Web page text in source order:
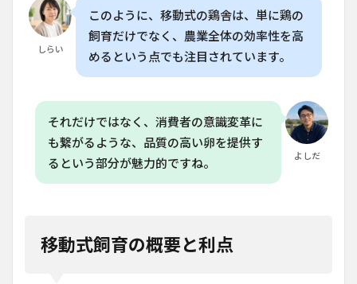
しらい
このように、移動式の鶏舎は、単に鶏の
飼育だけでなく、農業全体の効率性を高
めるという点でも注目されています。
よしだ
それだけではなく、消費者の意識変革に
も繋がるような、品質の高い卵を提供す
るという部分が魅力的ですね。
移動式飼育の概要と利点